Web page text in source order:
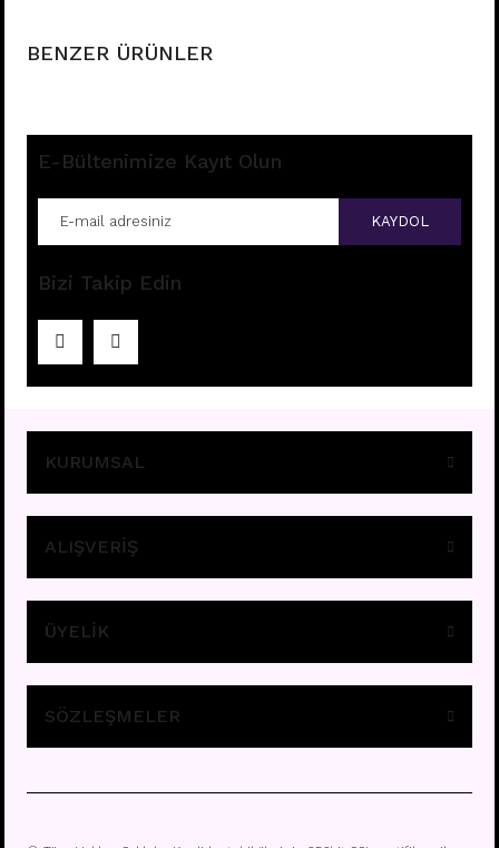
BENZER ÜRÜNLER
Fiyatları görebilmek içinüye girişi yapınız.
E-Bültenimize Kayıt Olun
KAYDOL
Bizi Takip Edin
KURUMSAL
ALIŞVERİŞ
ÜYELİK
SÖZLEŞMELER